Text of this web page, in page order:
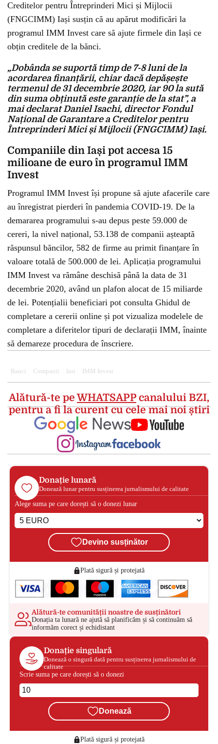
Creditelor pentru Întreprinderi Mici și Mijlocii
(FNGCIMM) Iași susțin că au apărut modificări la
programul IMM Invest care să ajute firmele din Iași ce
obțin creditele de la bănci.
„Dobânda se suportă timp de 7-8 luni de la
acordarea finanțării, chiar dacă depășește
termenul de 31 decembrie 2020, iar 90 la sută
din suma obținută este garanție de la stat”, a
mai declarat Daniel Isachi, director Fondul
Național de Garantare a Creditelor pentru
Întreprinderi Mici și Mijlocii (FNGCIMM) Iași.
Companiile din Iași pot accesa 15
milioane de euro în programul IMM
Invest
Programul IMM Invest își propune să ajute afacerile care
au înregistrat pierderi în pandemia COVID-19. De la
demararea programului s-au depus peste 59.000 de
cereri, la nivel național, 53.138 de companii așteaptă
răspunsul băncilor, 582 de firme au primit finanțare în
valoare totală de 500.000 de lei. Aplicația programului
IMM Invest va rămâne deschisă până la data de 31
decembrie 2020, având un plafon alocat de 15 miliarde
de lei. Potențialii beneficiari pot consulta Ghidul de
completare a cererii online și pot vizualiza modelele de
completare a diferitelor tipuri de declarații IMM, înainte
să demareze procedura de înscriere.
Banci Companii Iasi IMM Invest
Alătură-te peWHATSAPPcanalului BZI,
pentru a fi la curent cu cele mai noi știri
Donație lunară
Donează lunar pentru susținerea jurnalismului de calitate
Alege suma pe care dorești să o donezi lunar
Devino susținător
Plată sigură și protejată
Alătură-te comunității noastre de susținători
Donația ta lunară ne ajută să planificăm și să continuăm să
informăm corect și echidistant
Donație singulară
Donează o singură dată pentru susținerea jurnalismului de
calitate
Scrie suma pe care dorești să o donezi
Donează
Plată sigură și protejată